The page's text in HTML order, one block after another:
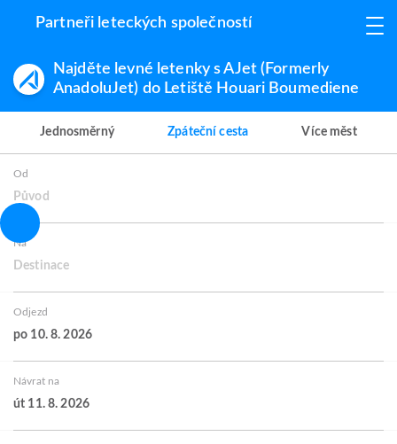
Partneři leteckých společností
Najděte levné letenky s AJet (Formerly
AnadoluJet) do Letiště Houari Boumediene
Jednosměrný Zpáteční cesta Více měst
Od
Původ
Na
Destinace
Odjezd
po 10. 8. 2026
Návrat na
út 11. 8. 2026